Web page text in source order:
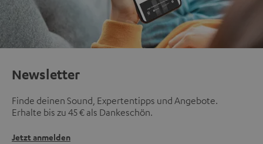
Newsletter
Finde deinen Sound, Expertentipps und Angebote.
Erhalte bis zu 45 € als Dankeschön.
Jetzt anmelden